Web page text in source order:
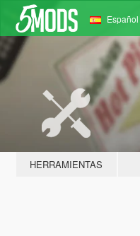
Español
HERRAMIENTAS